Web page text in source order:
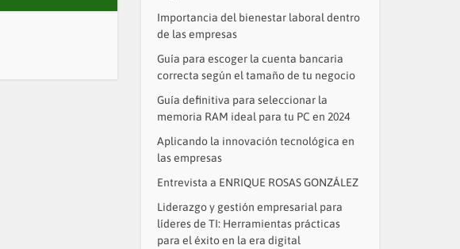
Importancia del bienestar laboral dentro
de las empresas
Guía para escoger la cuenta bancaria
correcta según el tamaño de tu negocio
Guía definitiva para seleccionar la
memoria RAM ideal para tu PC en 2024
Aplicando la innovación tecnológica en
las empresas
Entrevista a ENRIQUE ROSAS GONZÁLEZ
Liderazgo y gestión empresarial para
líderes de TI: Herramientas prácticas
para el éxito en la era digital